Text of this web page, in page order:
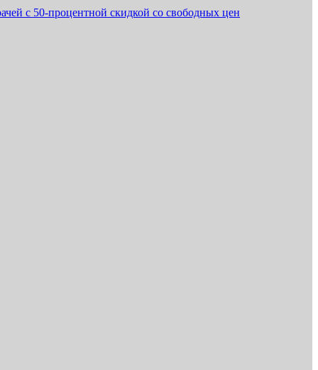
с 50-процентной скидкой со свободных цен